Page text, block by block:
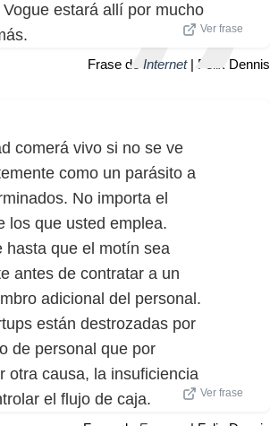
Vogue estará allí por mucho
Ver frase
Frase de Internet| Felix Dennis
comerá vivo si no se ve
como un parásito a
No importa el
los que usted emplea.
hasta que el motín sea
antes de contratar a un
adicional del personal.
están destrozadas por
de personal que por
otra causa, la insuficiencia
el flujo de caja.
Ver frase